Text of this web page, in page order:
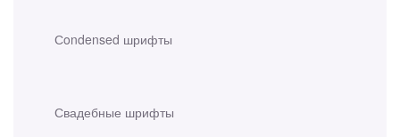
Сondensed шрифты
Свадебные шрифты